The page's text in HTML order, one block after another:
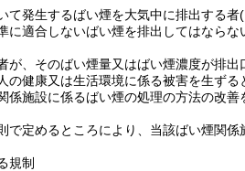
て発生するばい煙を大気中に排出する者
適合しないばい煙を排出してはならな
が、そのばい煙量又はばい煙濃度が排
の健康又は生活環境に係る被害を生ず
係施設に係るばい煙の処理の方法の改
で定めるところにより、当該ばい煙関
規制